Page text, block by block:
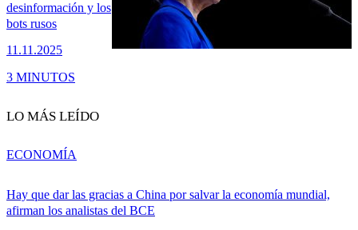
desinformación y los
bots rusos
11.11.2025
3 MINUTOS
LO MÁS LEÍDO
Hay que dar las gracias a China por salvar la economía mundial,
afirman los analistas del BCE
ECONOMÍA